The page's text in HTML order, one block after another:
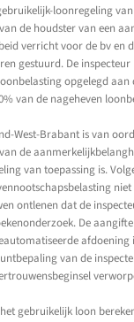
loonregeling
de houdster van een
verricht voor de bv en
gestuurd. De inspecteur
opgelegd aan
van de nageheven
West-Brabant is van
de
van toepassing is.
ontlenen dat de
De
afdoening
van de
gebruikelijk loon